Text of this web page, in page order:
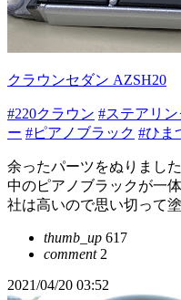
クラウンセダン AZSH20
#220クラウン #ステアリ
ー #ピアノブラック #ひま
余ったパーツをぬりまし
中のピアノブラックが一
社は高いので思い切って
thumb_up 617
comment2
2021/04/20 03:52